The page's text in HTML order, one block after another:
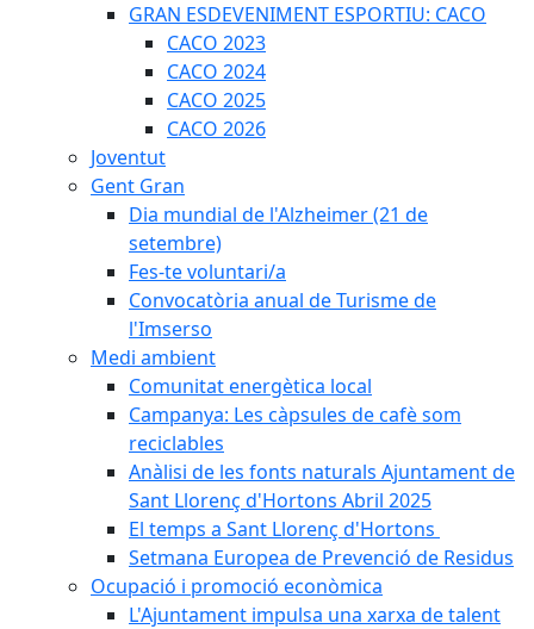
GRAN ESDEVENIMENT ESPORTIU: CACO
CACO 2023
CACO 2024
CACO 2025
CACO 2026
Joventut
Gent Gran
Dia mundial de l'Alzheimer (21 de
setembre)
Fes-te voluntari/a
Convocatòria anual de Turisme de
l'Imserso
Medi ambient
Comunitat energètica local
Campanya: Les càpsules de cafè som
reciclables
Anàlisi de les fonts naturals Ajuntament de
Sant Llorenç d'Hortons Abril 2025
El temps a Sant Llorenç d'Hortons
Setmana Europea de Prevenció de Residus
Ocupació i promoció econòmica
L'Ajuntament impulsa una xarxa de talent